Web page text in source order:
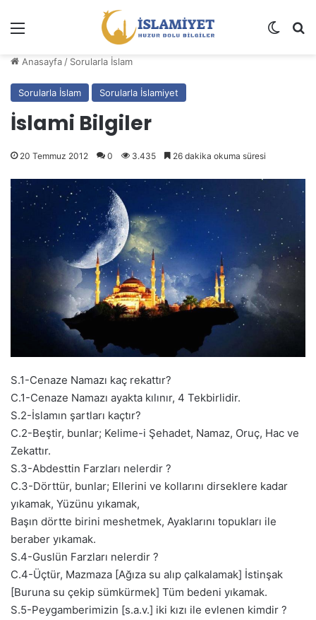
Dış
Anasayfa / Sorularla İslam
Sorularla İslam Sorularla İslamiyet
İslami Bilgiler
20 Temmuz 2012 0 3.435 26 dakika okuma süresi
S.1-Cenaze Namazı kaç rekattır?
C.1-Cenaze Namazı ayakta kılınır, 4 Tekbirlidir.
S.2-İslamın şartları kaçtır?
C.2-Beştir, bunlar; Kelime-i Şehadet, Namaz, Oruç, Hac ve
Zekattır.
S.3-Abdesttin Farzları nelerdir ?
C.3-Dörttür, bunlar; Ellerini ve kollarını dirseklere kadar
yıkamak, Yüzünu yıkamak,
Başın dörtte birini meshetmek, Ayaklarını topukları ile
beraber yıkamak.
S.4-Guslün Farzları nelerdir ?
C.4-Üçtür, Mazmaza [Ağıza su alıp çalkalamak] İstinşak
[Buruna su çekip sümkürmek] Tüm bedeni yıkamak.
S.5-Peygamberimizin [s.a.v.] iki kızı ile evlenen kimdir ?